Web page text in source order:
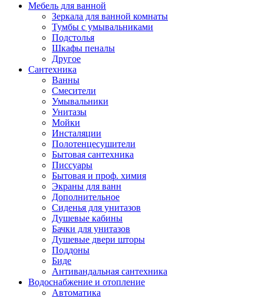
Мебель для ванной
Зеркала для ванной комнаты
Тумбы с умывальниками
Подстолья
Шкафы пеналы
Другое
Сантехника
Ванны
Смесители
Умывальники
Унитазы
Мойки
Инсталяции
Полотенцесушители
Бытовая сантехника
Писсуары
Бытовая и проф. химия
Экраны для ванн
Дополнительное
Сиденья для унитазов
Душевые кабины
Бачки для унитазов
Душевые двери шторы
Поддоны
Биде
Антивандальная сантехника
Водоснабжение и отопление
Автоматика